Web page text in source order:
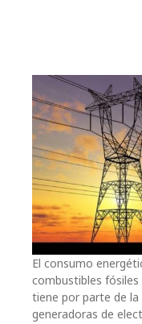
El consumo
combustibles fósiles
tiene por parte de la
generadoras de